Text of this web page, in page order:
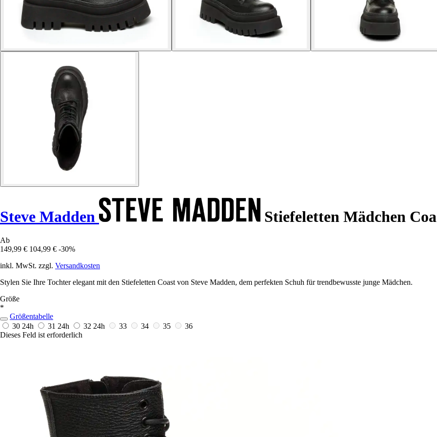
Steve Madden Stiefeletten Mädchen
Ab
149,99 € 104,99 € -30%
inkl. MwSt. zzgl. Versandkosten
Stylen Sie Ihre Tochter elegant mit den Stiefeletten Coast von Steve Madden, dem perfekten Schuh für trendbewusste junge Mädchen.
Größe
*
Größentabelle
30 24h 31 24h 32 24h 33 34 35
36
Dieses Feld ist erforderlich